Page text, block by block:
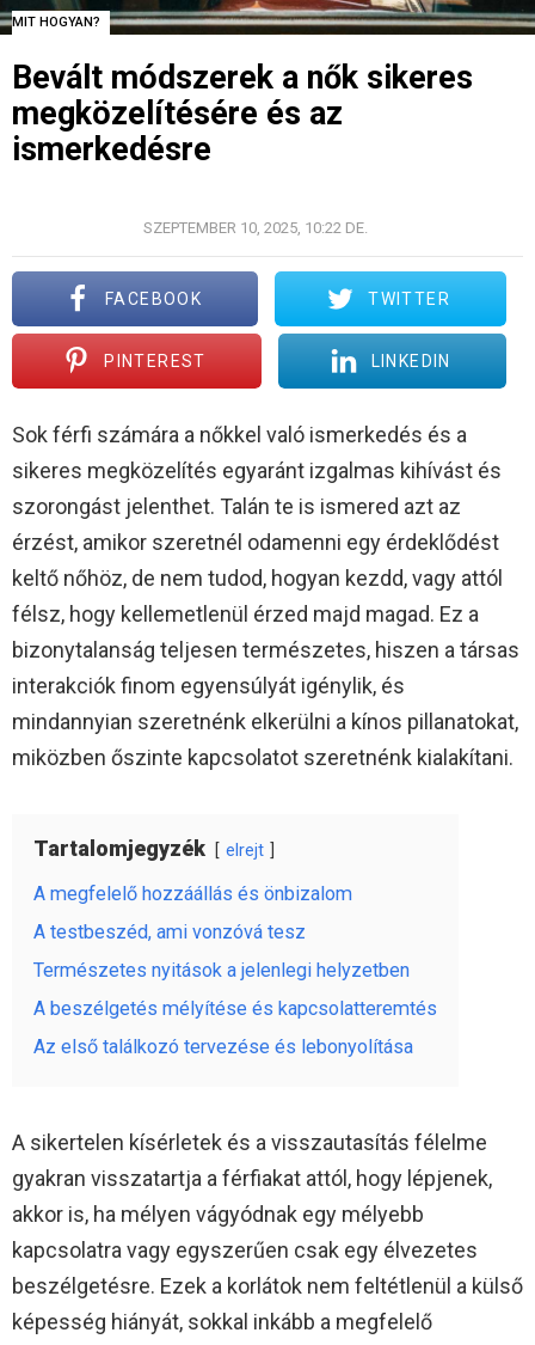
MIT HOGYAN?
Bevált módszerek a nők sikeres
megközelítésére és az
ismerkedésre
SZEPTEMBER 10, 2025, 10:22 DE.
FACEBOOK TWITTER
PINTEREST LINKEDIN
Sok férfi számára a nőkkel való ismerkedés és a
sikeres megközelítés egyaránt izgalmas kihívást és
szorongást jelenthet. Talán te is ismered azt az
érzést, amikor szeretnél odamenni egy érdeklődést
keltő nőhöz, de nem tudod, hogyan kezdd, vagy attól
félsz, hogy kellemetlenül érzed majd magad. Ez a
bizonytalanság teljesen természetes, hiszen a társas
interakciók finom egyensúlyát igénylik, és
mindannyian szeretnénk elkerülni a kínos pillanatokat,
miközben őszinte kapcsolatot szeretnénk kialakítani.
Tartalomjegyzék elrejt
A megfelelő hozzáállás és önbizalom
A testbeszéd, ami vonzóvá tesz
Természetes nyitások a jelenlegi helyzetben
A beszélgetés mélyítése és kapcsolatteremtés
Az első találkozó tervezése és lebonyolítása
A sikertelen kísérletek és a visszautasítás félelme
gyakran visszatartja a férfiakat attól, hogy lépjenek,
akkor is, ha mélyen vágyódnak egy mélyebb
kapcsolatra vagy egyszerűen csak egy élvezetes
beszélgetésre. Ezek a korlátok nem feltétlenül a külső
képesség hiányát, sokkal inkább a megfelelő